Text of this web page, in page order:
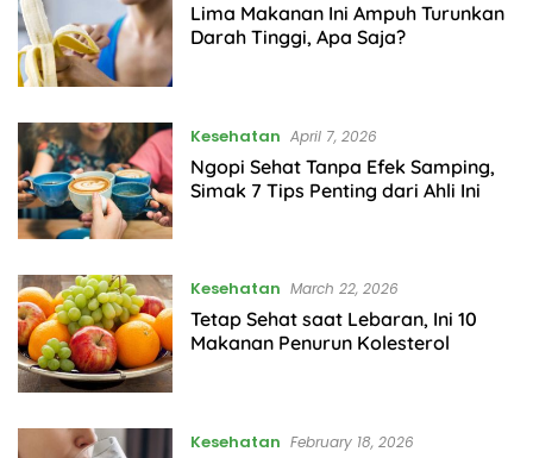
Lima Makanan Ini Ampuh Turunkan
Darah Tinggi, Apa Saja?
Kesehatan April 7, 2026
Ngopi Sehat Tanpa Efek Samping,
Simak 7 Tips Penting dari Ahli Ini
Kesehatan March 22, 2026
Tetap Sehat saat Lebaran, Ini 10
Makanan Penurun Kolesterol
Kesehatan February 18, 2026